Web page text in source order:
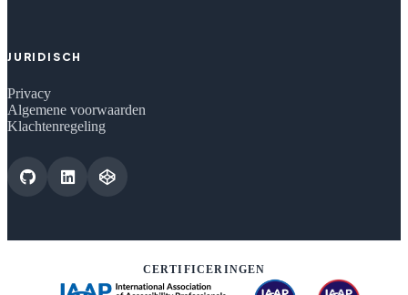
JURIDISCH
Privacy
Algemene voorwaarden
Klachtenregeling
CERTIFICERINGEN